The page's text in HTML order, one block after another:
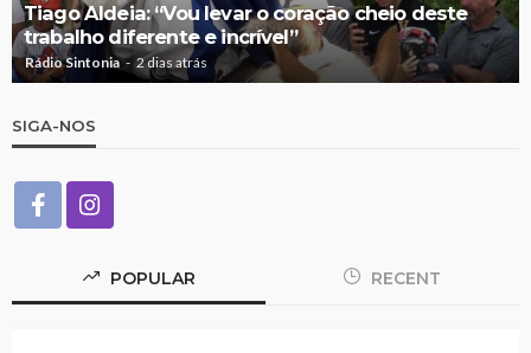
Tiago Aldeia: “Vou levar o coração cheio deste
trabalho diferente e incrível”
Rádio Sintonia 2 dias atrás
SIGA-NOS
POPULAR RECENT